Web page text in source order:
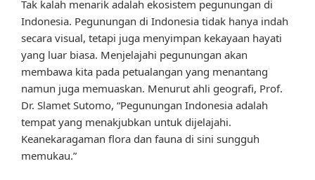
Tak kalah menarik adalah ekosistem pegunungan di
Indonesia. Pegunungan di Indonesia tidak hanya indah
secara visual, tetapi juga menyimpan kekayaan hayati
yang luar biasa. Menjelajahi pegunungan akan
membawa kita pada petualangan yang menantang
namun juga memuaskan. Menurut ahli geografi, Prof.
Dr. Slamet Sutomo, “Pegunungan Indonesia adalah
tempat yang menakjubkan untuk dijelajahi.
Keanekaragaman flora dan fauna di sini sungguh
memukau.”